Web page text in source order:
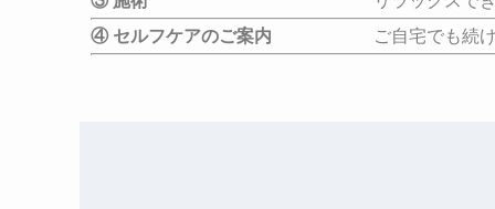
④ セルフケアのご案内 ご自宅でも続けやす